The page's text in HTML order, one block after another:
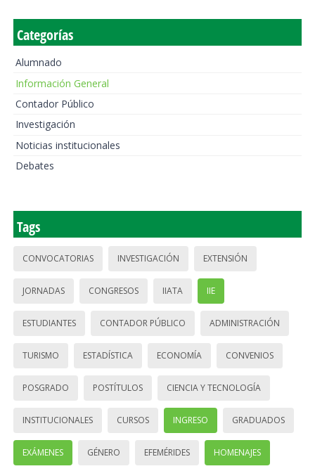
Categorías
Alumnado
Información General
Contador Público
Investigación
Noticias institucionales
Debates
Tags
CONVOCATORIAS INVESTIGACIÓN EXTENSIÓN
JORNADAS CONGRESOS IIATA IIE
ESTUDIANTES CONTADOR PÚBLICO ADMINISTRACIÓN
TURISMO ESTADÍSTICA ECONOMÍA CONVENIOS
POSGRADO POSTÍTULOS CIENCIA Y TECNOLOGÍA
INSTITUCIONALES CURSOS INGRESO GRADUADOS
EXÁMENES GÉNERO EFEMÉRIDES HOMENAJES